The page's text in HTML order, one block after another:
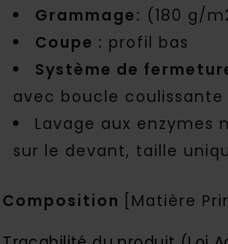
Grammage: (180 g/
Coupe : profil bas
Système de
avec boucle coulissante
Lavage aux enzymes
sur le devant, taille
Composition [Matière